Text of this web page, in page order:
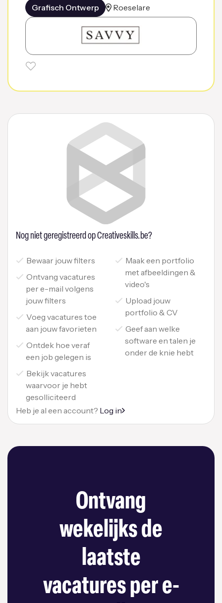
Grafisch Ontwerp Roeselare
Nog niet geregistreerd op Creativeskills.be?
Bewaar jouw filters
Ontvang vacatures
per e-mail volgens
jouw filters
Voeg vacatures toe
aan jouw favorieten
Ontdek hoe veraf
een job gelegen is
Bekijk vacatures
waarvoor je hebt
gesolliciteerd
Maak een portfolio
met afbeeldingen &
video's
Upload jouw
portfolio & CV
Geef aan welke
software en talen je
onder de knie hebt
Heb je al een account? Log in
Ontvang
wekelijks de
laatste
vacatures per e-